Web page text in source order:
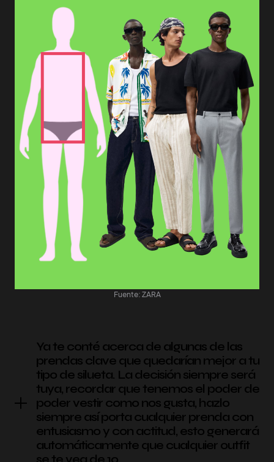
Fuente: ZARA
Ya te conté acerca de algunas de las
prendas clave que quedarían mejor a tu
tipo de silueta. La decisión siempre será
tuya, recordar que tenemos el poder de
poder vestir como nos gusta, hazlo
siempre así porta cualquier prenda con
entusiasmo y con actitud, esto generará
automáticamente que cualquier outfit